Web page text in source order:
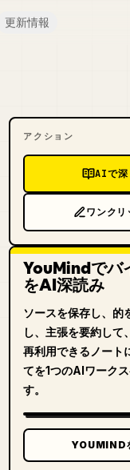
更新情報
アクション
AIで深
ワンクリ
YouMindでバ
をAI深読み
ソースを保存し、的
し、主張を要約して
再利用できるノート
てを1つのAIワーク
す。
YOUMIND